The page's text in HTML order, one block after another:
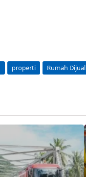
properti Rumah Dijual